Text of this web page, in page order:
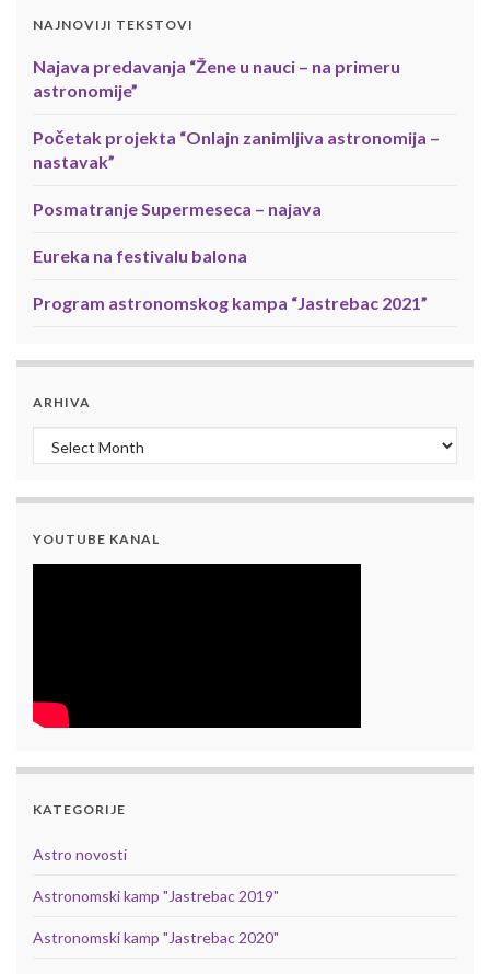
NAJNOVIJI TEKSTOVI
Najava predavanja “Žene u nauci – na primeru
astronomije”
Početak projekta “Onlajn zanimljiva astronomija –
nastavak”
Posmatranje Supermeseca – najava
Eureka na festivalu balona
Program astronomskog kampa “Jastrebac 2021”
ARHIVA
Arhiva
YOUTUBE KANAL
KATEGORIJE
Astro novosti
Astronomski kamp "Jastrebac 2019"
Astronomski kamp "Jastrebac 2020"